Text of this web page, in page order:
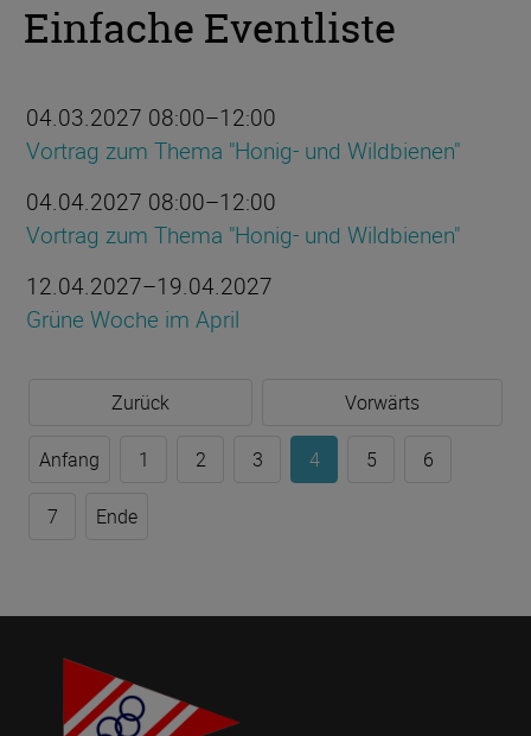
Einfache Eventliste
04.03.2027 08:00–12:00
Vortrag zum Thema "Honig- und Wildbienen"
04.04.2027 08:00–12:00
Vortrag zum Thema "Honig- und Wildbienen"
12.04.2027–19.04.2027
Grüne Woche im April
Zurück Vorwärts
Anfang 1 2 3 4 5 6
7 Ende